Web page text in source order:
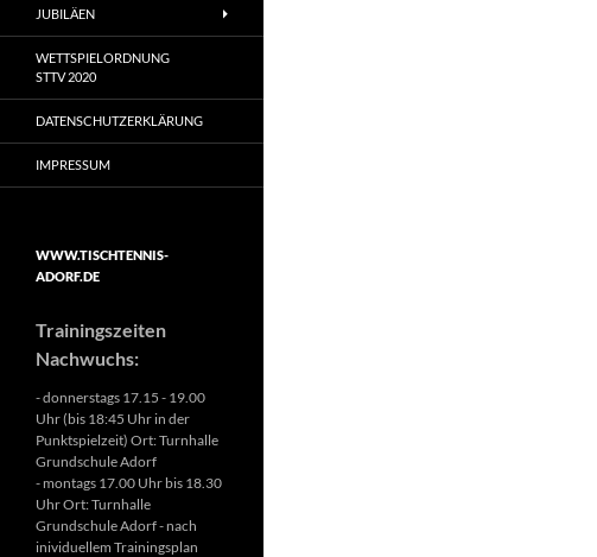
JUBILÄEN
WETTSPIELORDNUNG
STTV 2020
DATENSCHUTZERKLÄRUNG
IMPRESSUM
WWW.TISCHTENNIS-
ADORF.DE
Trainingszeiten
Nachwuchs:
- donnerstags 17.15 - 19.00
Uhr (bis 18:45 Uhr in der
Punktspielzeit) Ort: Turnhalle
Grundschule Adorf
- montags 17.00 Uhr bis 18.30
Uhr Ort: Turnhalle
Grundschule Adorf - nach
inividuellem Trainingsplan